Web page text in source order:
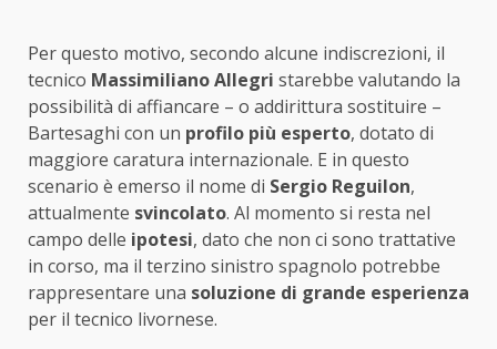
Per questo motivo, secondo alcune indiscrezioni, il
tecnico Massimiliano Allegri starebbe valutando la
possibilità di affiancare – o addirittura sostituire –
Bartesaghi con un profilo più esperto, dotato di
maggiore caratura internazionale. E in questo
scenario è emerso il nome di Sergio Reguilon,
attualmente svincolato. Al momento si resta nel
campo delle ipotesi, dato che non ci sono trattative
in corso, ma il terzino sinistro spagnolo potrebbe
rappresentare una soluzione di grande esperienza
per il tecnico livornese.